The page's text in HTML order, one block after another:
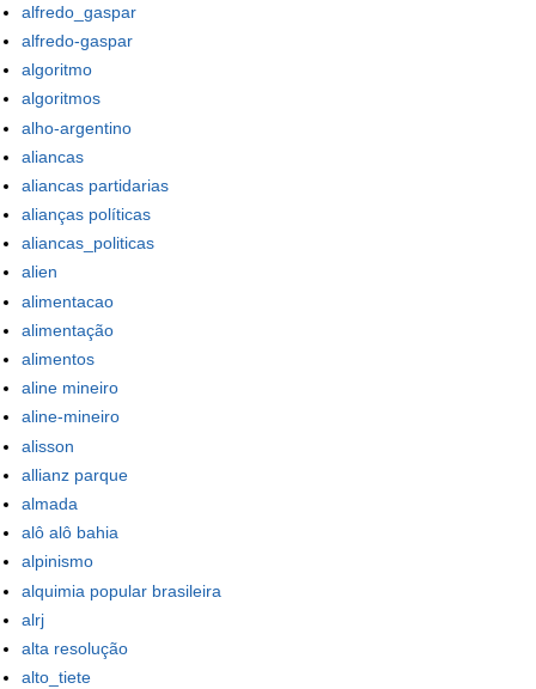
alfredo_gaspar
alfredo-gaspar
algoritmo
algoritmos
alho-argentino
aliancas
aliancas partidarias
alianças políticas
aliancas_politicas
alien
alimentacao
alimentação
alimentos
aline mineiro
aline-mineiro
alisson
allianz parque
almada
alô alô bahia
alpinismo
alquimia popular brasileira
alrj
alta resolução
alto_tiete